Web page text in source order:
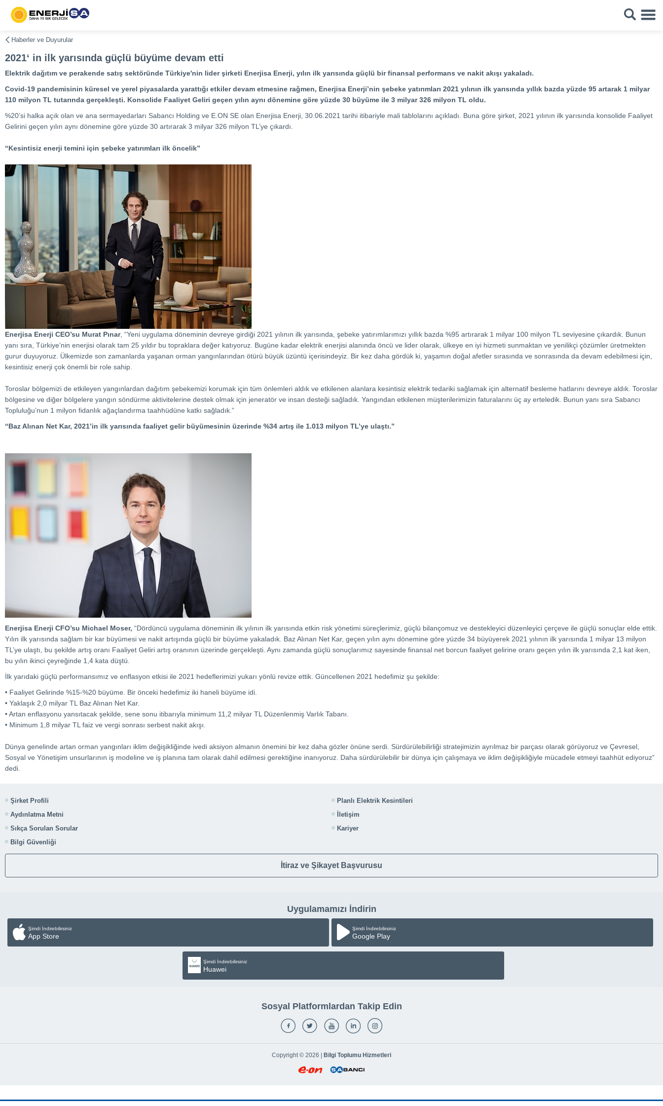
Haberler ve Duyurular
2021‘ in ilk yarısında güçlü büyüme devam etti
Elektrik dağıtım ve perakende satış sektöründe Türkiye'nin lider şirketi Enerjisa Enerji, yılın ilk yarısında güçlü bir finansal performans ve nakit akışı yakaladı.
Covid-19 pandemisinin küresel ve yerel piyasalarda yarattığı etkiler devam etmesine rağmen, Enerjisa Enerji’nin şebeke yatırımları 2021 yılının ilk yarısında yıllık bazda yüzde 95 artarak 1 milyar
110 milyon TL tutarında gerçekleşti. Konsolide Faaliyet Geliri geçen yılın aynı dönemine göre yüzde 30 büyüme ile 3 milyar 326 milyon TL oldu.
%20’si halka açık olan ve ana sermayedarları Sabancı Holding ve E.ON SE olan Enerjisa Enerji, 30.06.2021 tarihi itibariyle mali tablolarını açıkladı. Buna göre şirket, 2021 yılının ilk yarısında konsolide Faaliyet
Gelirini geçen yılın aynı dönemine göre yüzde 30 artırarak 3 milyar 326 milyon TL’ye çıkardı.
“Kesintisiz enerji temini için şebeke yatırımları ilk öncelik”
Enerjisa Enerji CEO’su Murat Pınar, “Yeni uygulama döneminin devreye girdiği 2021 yılının ilk yarısında, şebeke yatırımlarımızı yıllık bazda %95 artırarak 1 milyar 100 milyon TL seviyesine çıkardık. Bunun
yanı sıra, Türkiye’nin enerjisi olarak tam 25 yıldır bu topraklara değer katıyoruz. Bugüne kadar elektrik enerjisi alanında öncü ve lider olarak, ülkeye en iyi hizmeti sunmaktan ve yenilikçi çözümler üretmekten
gurur duyuyoruz. Ülkemizde son zamanlarda yaşanan orman yangınlarından ötürü büyük üzüntü içerisindeyiz. Bir kez daha gördük ki, yaşamın doğal afetler sırasında ve sonrasında da devam edebilmesi için,
kesintisiz enerji çok önemli bir role sahip.
Toroslar bölgemizi de etkileyen yangınlardan dağıtım şebekemizi korumak için tüm önlemleri aldık ve etkilenen alanlara kesintisiz elektrik tedariki sağlamak için alternatif besleme hatlarını devreye aldık. Toroslar
bölgesine ve diğer bölgelere yangın söndürme aktivitelerine destek olmak için jeneratör ve insan desteği sağladık. Yangından etkilenen müşterilerimizin faturalarını üç ay erteledik. Bunun yanı sıra Sabancı
Topluluğu’nun 1 milyon fidanlık ağaçlandırma taahhüdüne katkı sağladık.”
“Baz Alınan Net Kar, 2021’in ilk yarısında faaliyet gelir büyümesinin üzerinde %34 artış ile 1.013 milyon TL’ye ulaştı.”
Enerjisa Enerji CFO’su Michael Moser, “Dördüncü uygulama döneminin ilk yılının ilk yarısında etkin risk yönetimi süreçlerimiz, güçlü bilançomuz ve destekleyici düzenleyici çerçeve ile güçlü sonuçlar elde ettik.
Yılın ilk yarısında sağlam bir kar büyümesi ve nakit artışında güçlü bir büyüme yakaladık. Baz Alınan Net Kar, geçen yılın aynı dönemine göre yüzde 34 büyüyerek 2021 yılının ilk yarısında 1 milyar 13 milyon
TL’ye ulaştı, bu şekilde artış oranı Faaliyet Geliri artış oranının üzerinde gerçekleşti. Aynı zamanda güçlü sonuçlarımız sayesinde finansal net borcun faaliyet gelirine oranı geçen yılın ilk yarısında 2,1 kat iken,
bu yılın ikinci çeyreğinde 1,4 kata düştü.
İlk yarıdaki güçlü performansımız ve enflasyon etkisi ile 2021 hedeflerimizi yukarı yönlü revize ettik. Güncellenen 2021 hedefimiz şu şekilde:
• Faaliyet Gelirinde %15-%20 büyüme. Bir önceki hedefimiz iki haneli büyüme idi.
• Yaklaşık 2,0 milyar TL Baz Alınan Net Kar.
• Artan enflasyonu yansıtacak şekilde, sene sonu itibarıyla minimum 11,2 milyar TL Düzenlenmiş Varlık Tabanı.
• Minimum 1,8 milyar TL faiz ve vergi sonrası serbest nakit akışı.
Dünya genelinde artan orman yangınları iklim değişikliğinde ivedi aksiyon almanın önemini bir kez daha gözler önüne serdi. Sürdürülebilirliği stratejimizin ayrılmaz bir parçası olarak görüyoruz ve Çevresel,
Sosyal ve Yönetişim unsurlarının iş modeline ve iş planına tam olarak dahil edilmesi gerektiğine inanıyoruz. Daha sürdürülebilir bir dünya için çalışmaya ve iklim değişikliğiyle mücadele etmeyi taahhüt ediyoruz”
dedi.
Şirket Profili
Planlı Elektrik Kesintileri
Aydınlatma Metni
İletişim
Sıkça Sorulan Sorular
Kariyer
Bilgi Güvenliği
İtiraz ve Şikayet Başvurusu
Uygulamamızı İndirin
Şimdi İndirebilirsiniz
App Store
Şimdi İndirebilirsiniz
Google Play
Şimdi İndirebilirsiniz
Huawei
Sosyal Platformlardan Takip Edin
Copyright © 2026 | Bilgi Toplumu Hizmetleri